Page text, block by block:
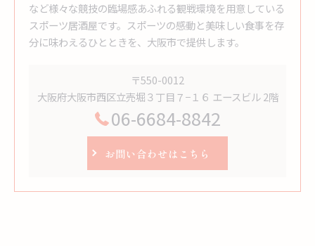
など様々な競技の臨場感あふれる観戦環境を用意している
スポーツ居酒屋です。スポーツの感動と美味しい食事を存
分に味わえるひとときを、大阪市で提供します。
〒550-0012
大阪府大阪市西区立売堀３丁目７−１６ エースビル 2階
06-6684-8842
お問い合わせはこちら